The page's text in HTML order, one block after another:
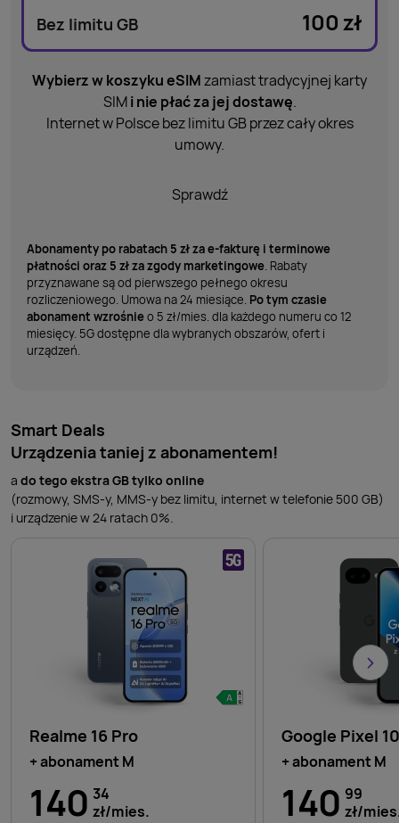
Bez limitu GB 100zł
Wybierz w koszyku eSIMzamiast tradycyjnej karty
SIMinie płaćzajejdostawę.
Internet w Polsce bez limitu GB przez cały okres
umowy.
Sprawdź
Abonamenty po rabatach 5 zł za e-fakturę i terminowe
płatności oraz 5 zł za zgody marketingowe. Rabaty
przyznawane sąod pierwszego pełnego okresu
rozliczeniowego. Umowa na 24 miesiące. Po tym czasie
abonament wzrośnieo 5 zł/mies. dla każdego numeru co 12
miesięcy. 5G dostępne dla wybranych obszarów, ofert i
urządzeń.
Smart Deals
Urządzenia taniej z abonamentem!
a do tego ekstra GB tylko online
(rozmowy, SMS-y, MMS-y bez limitu, internet w telefonie 500 GB)
i urządzenie w 24 ratach 0%.
Realme 16 Pro
+ abonament M
140 34
zł/mies.
Google Pixel
+ abonament M
140 99
zł/